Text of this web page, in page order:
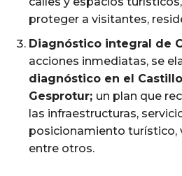
proteger a visitantes,
Diagnóstico integral de
acciones inmediatas, se
diagnóstico en el
Gesprotur; un plan que
las infraestructuras,
posicionamiento turístico,
entre otros.